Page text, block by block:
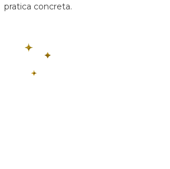
pratica concreta.